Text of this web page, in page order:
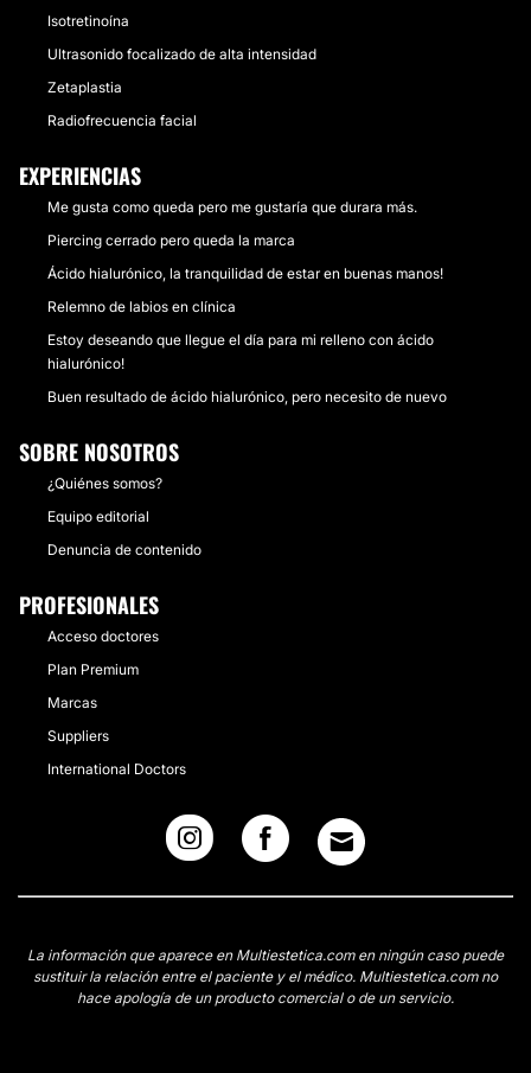
Isotretinoína
Ultrasonido focalizado de alta intensidad
Zetaplastia
Radiofrecuencia facial
EXPERIENCIAS
Me gusta como queda pero me gustaría que durara más.
Piercing cerrado pero queda la marca
Ácido hialurónico, la tranquilidad de estar en buenas manos!
Relemno de labios en clínica
Estoy deseando que llegue el día para mi relleno con ácido
hialurónico!
Buen resultado de ácido hialurónico, pero necesito de nuevo
SOBRE NOSOTROS
¿Quiénes somos?
Equipo editorial
Denuncia de contenido
PROFESIONALES
Acceso doctores
Plan Premium
Marcas
Suppliers
International Doctors
La información que aparece en Multiestetica.com en ningún caso puede
sustituir la relación entre el paciente y el médico. Multiestetica.com no
hace apología de un producto comercial o de un servicio.